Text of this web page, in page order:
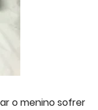
o menino sofrer